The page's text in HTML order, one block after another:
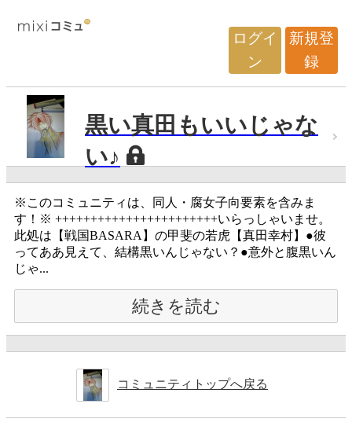
ログイ
ン
新規登
録
黒い真田もいいじゃな
い♪
※このコミュニティは、同人・腐女子向要素を含みま
す！※ +++++++++++++++++++++++いらっしゃいませ。
此処は【戦国BASARA】の甲斐の若虎【真田幸村】●彼
ってああ見えて、結構黒いんじゃない？●意外と腹黒いん
じゃ...
続きを読む
コミュニティトップへ戻る